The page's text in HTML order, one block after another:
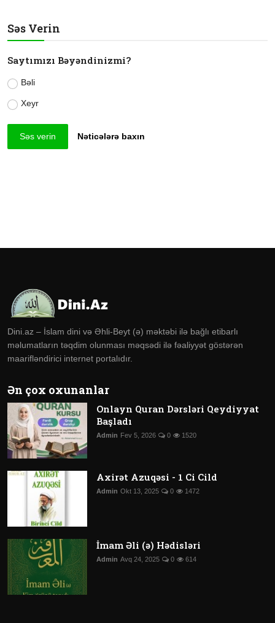
Səs Verin
Saytımızı Bəyəndinizmi?
Bəli
Xeyr
Səs verin Nəticələrə baxın
Dini.az – İslam dini və Əhli-Beyt (ə) məktəbi ilə bağlı etibarlı
məlumatların təqdim olunması məqsədi ilə fəaliyyət göstərən
maarifləndirici internet portalıdır.
Ən çox oxunanlar
Onlayn Quran Dərsləri Qeydiyyat
Başladı
Admin Fev 5, 2026 0 1520
Axirət Azuqəsi - 1 Ci Cild
Admin Okt 13, 2025 0 1472
İmam Əli (ə) Hədisləri
Admin Avq 24, 2025 0 614